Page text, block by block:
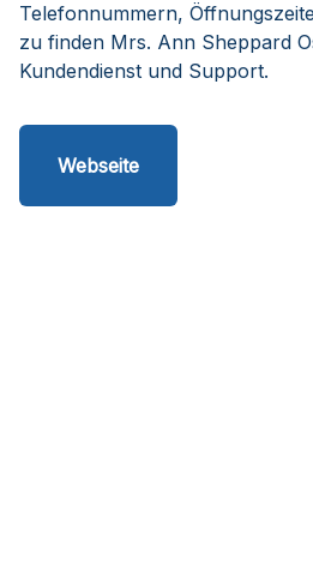
Telefonnummern,
zu finden Mrs. Ann Sheppard
Kundendienst und Support.
Webseite